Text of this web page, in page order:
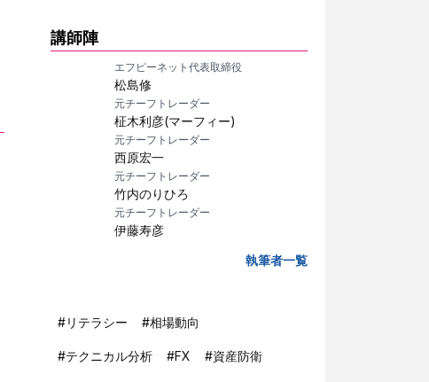
講師陣
エフピーネット代表取締役
松島修
元チーフトレーダー
柾木利彦(マーフィー)
元チーフトレーダー
西原宏一
元チーフトレーダー
竹内のりひろ
元チーフトレーダー
伊藤寿彦
執筆者一覧
#リテラシー #相場動向
#テクニカル分析 #FX #資産防衛